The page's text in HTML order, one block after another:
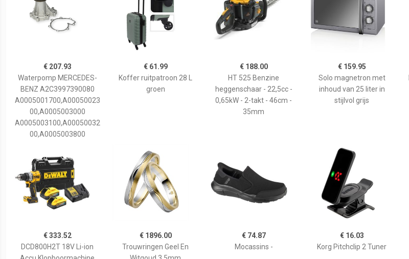
€ 207.93
Waterpomp MERCEDES-
BENZ A2C3997390080
A0005001700,A00050023
00,A0005003000
A0005003100,A00050032
00,A0005003800
€ 61.99
Koffer ruitpatroon 28 L
groen
€ 188.00
HT 525 Benzine
heggenschaar - 22,5cc -
0,65kW - 2-takt - 46cm -
35mm
€ 159.95
Solo magnetron met
inhoud van 25 liter in
stijlvol grijs
€ 333.52
DCD800H2T 18V Li-ion
€ 1896.00
Trouwringen Geel En
€ 74.87
Mocassins -
€ 16.03
Korg Pitchclip 2 Tuner